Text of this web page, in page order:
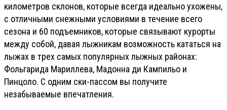
километров склонов, которые всегда идеально ухожены,
с отличными снежными условиями в течение всего
сезона и 60 подъемников, которые связывают курорты
между собой, давая лыжникам возможность кататься на
лыжах в трех самых популярных лыжных районах:
Фольгарида Мариллева, Мадонна ди Кампильо и
Пинцоло. С одним ски-пассом вы получите
незабываемые впечатления.